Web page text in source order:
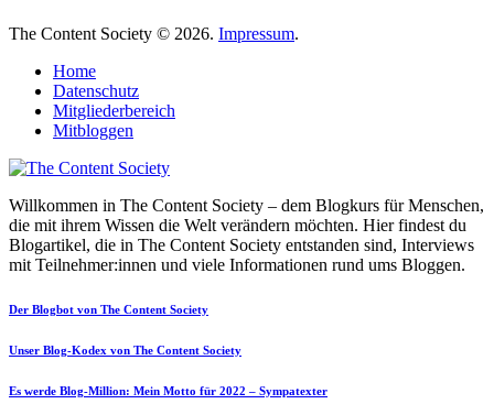
The Content Society © 2026. Impressum.
Home
Datenschutz
Mitgliederbereich
Mitbloggen
Willkommen in The Content Society – dem Blogkurs für Menschen,
die mit ihrem Wissen die Welt verändern möchten. Hier findest du
Blogartikel, die in The Content Society entstanden sind, Interviews
mit Teilnehmer:innen und viele Informationen rund ums Bloggen.
Der Blogbot von The Content Society
Unser Blog-Kodex von The Content Society
Es werde Blog-Million: Mein Motto für 2022 – Sympatexter